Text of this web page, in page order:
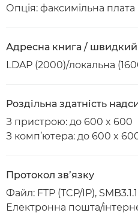
Опція: факсимільна
Адресна книга / швидкий
LDAP (2000)/локальна
Роздільна здатність
З пристрою: до 600 x 600
З комп’ютера: до 600 x
Протокол зв’язку
Файл: FTP (TCP/IP),
Електронна пошта/